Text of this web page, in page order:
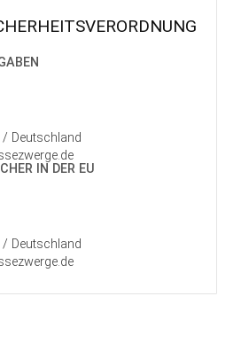
Deutschland
IN DER EU
Deutschland